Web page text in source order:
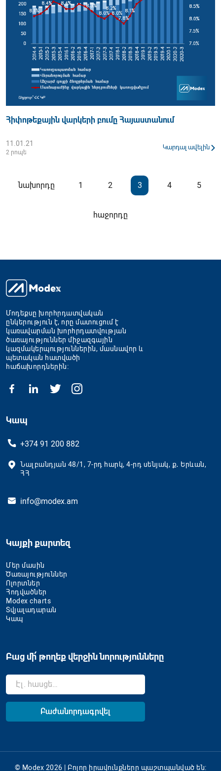
Հիփոթեքային վարկերի բումը Հայաստանում
11.01.21
2 րոպե
Կարդալ ավելին
pagination
նախորդը 1 2 3 4 5
հաջորդը
Մոդեքսը խորհրդատվական
ընկերություն է, որը մատուցում է
կառավարման խորհրդատվության
ծառայություններ միջազգային
կազմակերպություններին, մասնավոր և
պետական հատվածի
հաճախորդներին։
Կապ
+374 91 200 882
Նալբանդյան 48/1, 7-րդ հարկ, 4-րդ սենյակ, ք․ Երևան,
ՀՀ
info@modex.am
Կայքի քարտեզ
Մեր մասին
Ծառայություններ
Ոլորտներ
Հոդվածներ
Modex charts
Տվյալադարան
Կապ
Բաց մի՛ թողեք վերջին նորությունները
© Modex 2026 | Բոլոր իրավունքները պաշտպանված են: